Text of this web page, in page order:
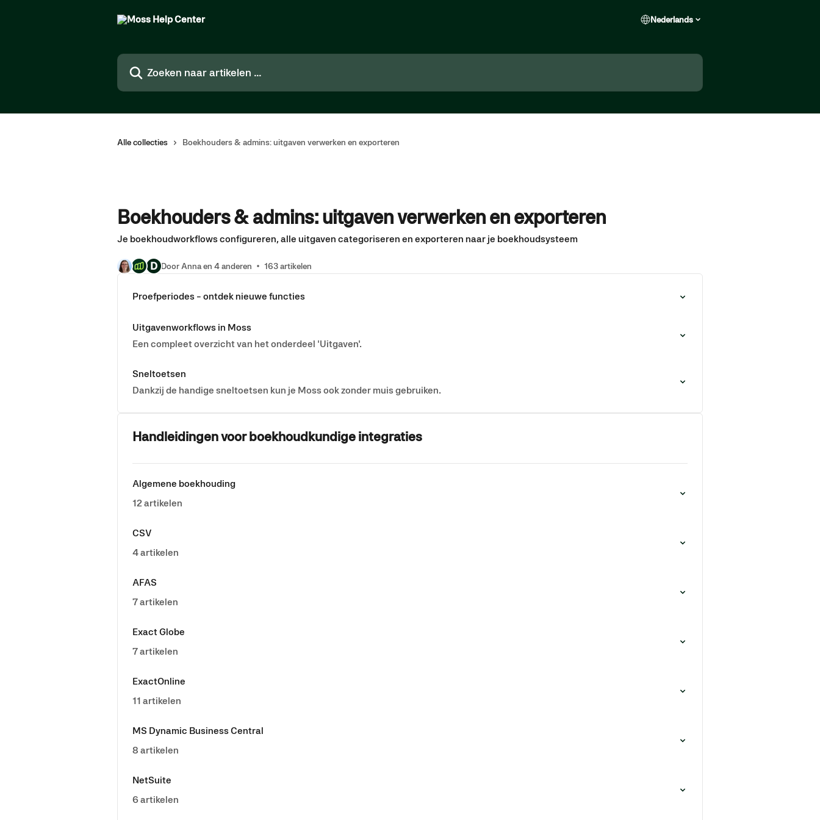
Nederlands
Zoeken naar artikelen ...
Alle collecties Boekhouders & admins: uitgaven verwerken en exporteren
Boekhouders & admins: uitgaven verwerken en exporteren
Je boekhoudworkflows configureren, alle uitgaven categoriseren en exporteren naar je boekhoudsysteem
D Door Anna en 4 anderen 163 artikelen
Proefperiodes - ontdek nieuwe functies
Uitgavenworkflows in Moss
Een compleet overzicht van het onderdeel 'Uitgaven'.
Sneltoetsen
Dankzij de handige sneltoetsen kun je Moss ook zonder muis gebruiken.
Handleidingen voor boekhoudkundige integraties
Algemene boekhouding
12 artikelen
CSV
4 artikelen
AFAS
7 artikelen
Exact Globe
7 artikelen
ExactOnline
11 artikelen
MS Dynamic Business Central
8 artikelen
NetSuite
6 artikelen